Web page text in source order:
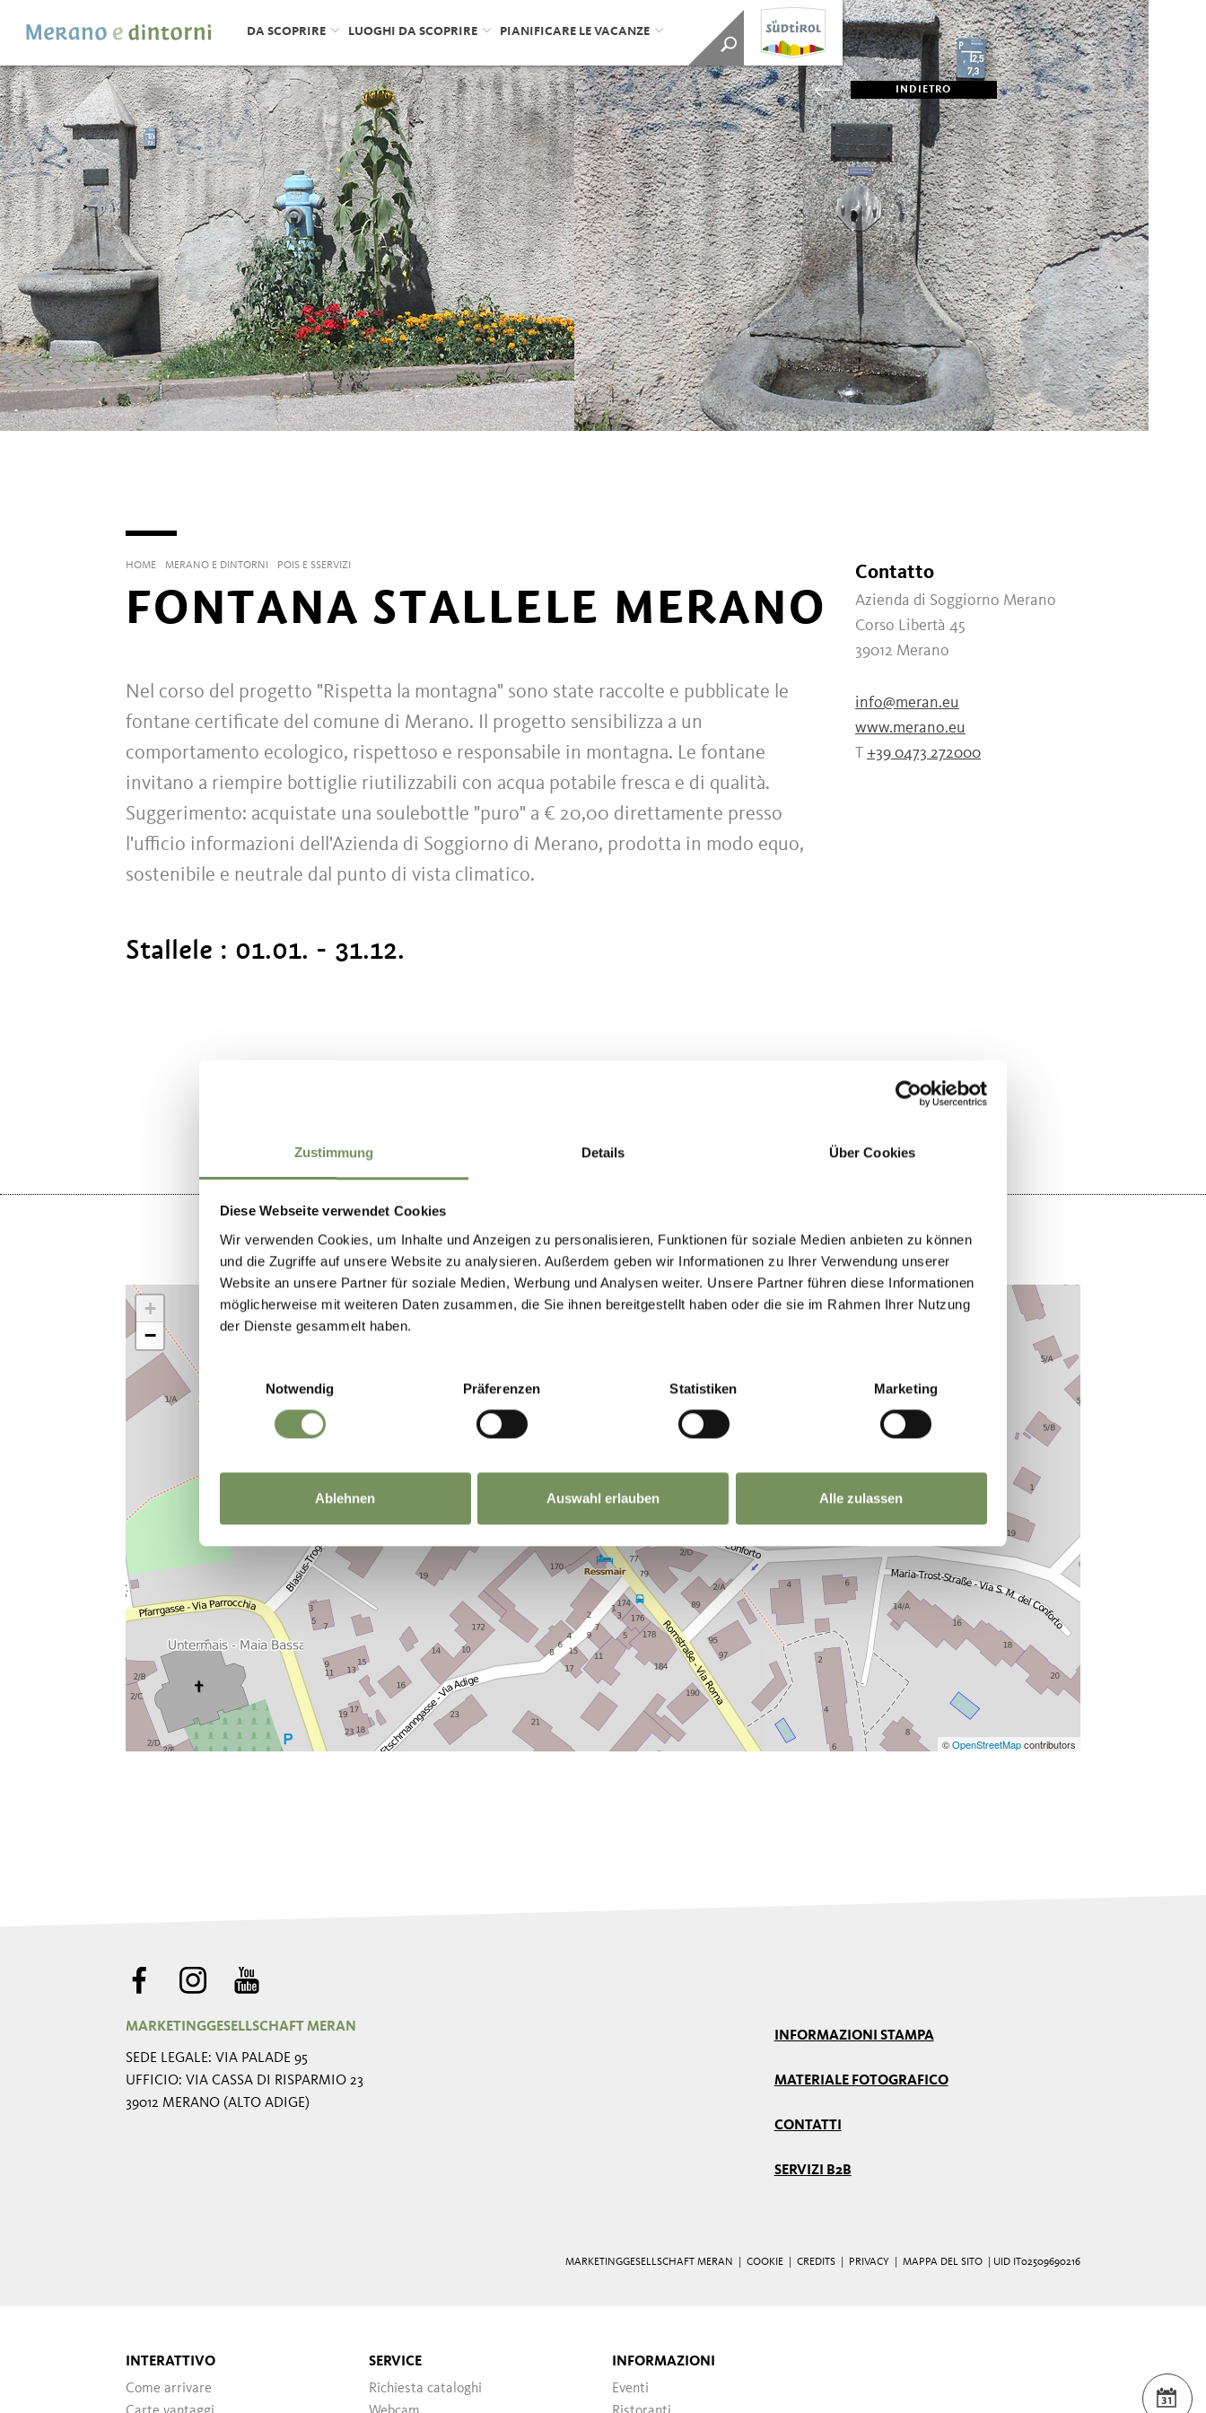
Zustimmung Details Über Cookies
Diese Webseite verwendet Cookies
Wir verwenden Cookies, um Inhalte und Anzeigen zu personalisieren, Funktionen für soziale Medien anbieten zu können
und die Zugriffe auf unsere Website zu analysieren. Außerdem geben wir Informationen zu Ihrer Verwendung unserer
Website an unsere Partner für soziale Medien, Werbung und Analysen weiter. Unsere Partner führen diese Informationen
möglicherweise mit weiteren Daten zusammen, die Sie ihnen bereitgestellt haben oder die sie im Rahmen Ihrer Nutzung
der Dienste gesammelt haben.
Notwendig
Präferenzen Statistiken Marketing
Ablehnen Auswahl erlauben Alle zulassen
DA SCOPRIRE LUOGHI DA SCOPRIRE PIANIFICARE LE VACANZE
INDIETRO
HOME MERANO E DINTORNI POIS E SSERVIZI
FONTANA STALLELE MERANO
Nel corso del progetto "Rispetta la montagna" sono state raccolte e pubblicate le
fontane certificate del comune di Merano. Il progetto sensibilizza a un
comportamento ecologico, rispettoso e responsabile in montagna. Le fontane
invitano a riempire bottiglie riutilizzabili con acqua potabile fresca e di qualità.
Suggerimento: acquistate una soulebottle "puro" a € 20,00 direttamente presso
l'ufficio informazioni dell'Azienda di Soggiorno di Merano, prodotta in modo equo,
sostenibile e neutrale dal punto di vista climatico.
Stallele : 01.01. - 31.12.
Contatto
Azienda di Soggiorno Merano
Corso Libertà 45
39012 Merano
info@meran.eu
www.merano.eu
T +39 0473 272000
NO
+
−
©OpenStreetMapcontributors
MARKETINGGESELLSCHAFT MERAN
SEDE LEGALE: VIA PALADE 95
UFFICIO: VIA CASSA DI RISPARMIO 23
39012 MERANO (ALTO ADIGE)
INFORMAZIONI STAMPA
MATERIALE FOTOGRAFICO
CONTATTI
SERVIZI B2B
MARKETINGGESELLSCHAFT MERAN | COOKIE CREDITS PRIVACY MAPPA DEL SITO | UID IT02509690216
INTERATTIVO
Come arrivare
SERVICE
Richiesta cataloghi
INFORMAZIONI
Eventi